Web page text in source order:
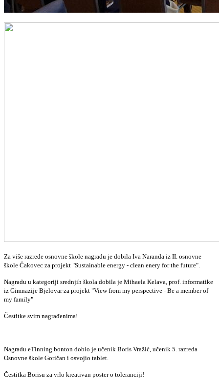
Za više razrede osnovne škole nagradu je dobila Iva Naranđa iz II. osnovne
škole Čakovec za projekt "Sustainable energy - clean enery for the future".
Nagradu u kategoriji srednjih škola dobila je Mihaela Kelava, prof. informatike
iz Gimnazije Bjelovar za projekt "View from my perspective - Be a member of
my family"
Čestitke svim nagrađenima!
Nagradu eTinning bonton dobio je učenik Boris Vražić, učenik 5. razreda
Osnovne škole Goričan i osvojio tablet.
Čestitka Borisu za vrlo kreativan poster o toleranciji!